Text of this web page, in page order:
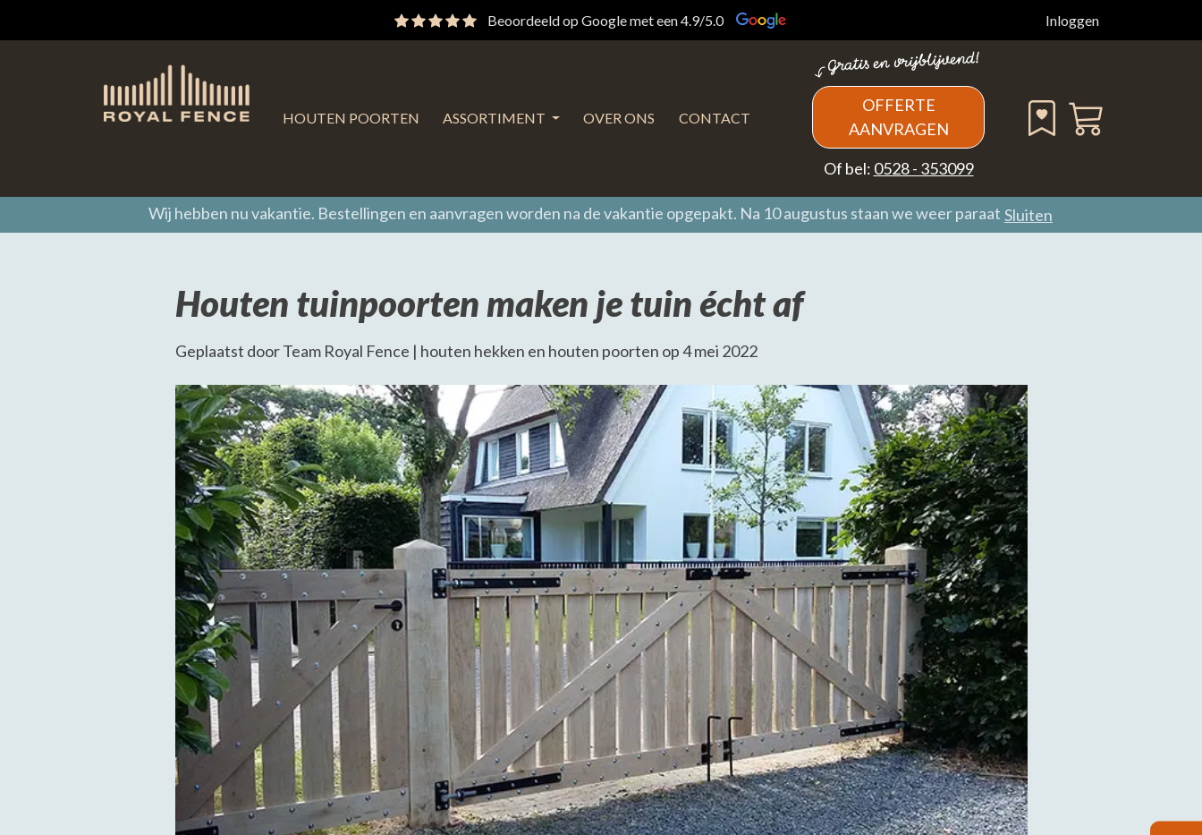
Beoordeeld op Google met een 4.9/5.0 Inloggen
HOUTEN POORTEN ASSORTIMENT OVER ONS CONTACT
OFFERTE
AANVRAGEN
Of bel: 0528 - 353099
Wij hebben nu vakantie. Bestellingen en aanvragen worden na de vakantie opgepakt. Na 10 augustus staan we weer paraat Sluiten
Houten tuinpoorten maken je tuin écht af
Geplaatst door Team Royal Fence | houten hekken en houten poorten op 4 mei 2022